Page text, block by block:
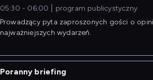
05:30 - 06:00
program publicystyczny
Prowadzący pyta zaproszonych gości o
najważniejszych wydarzeń.
Poranny briefing